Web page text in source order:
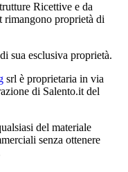
Ricettive e da
rimangono proprietà di
sua esclusiva proprietà.
srl è proprietaria in via
di Salento.it del
del materiale
senza ottenere